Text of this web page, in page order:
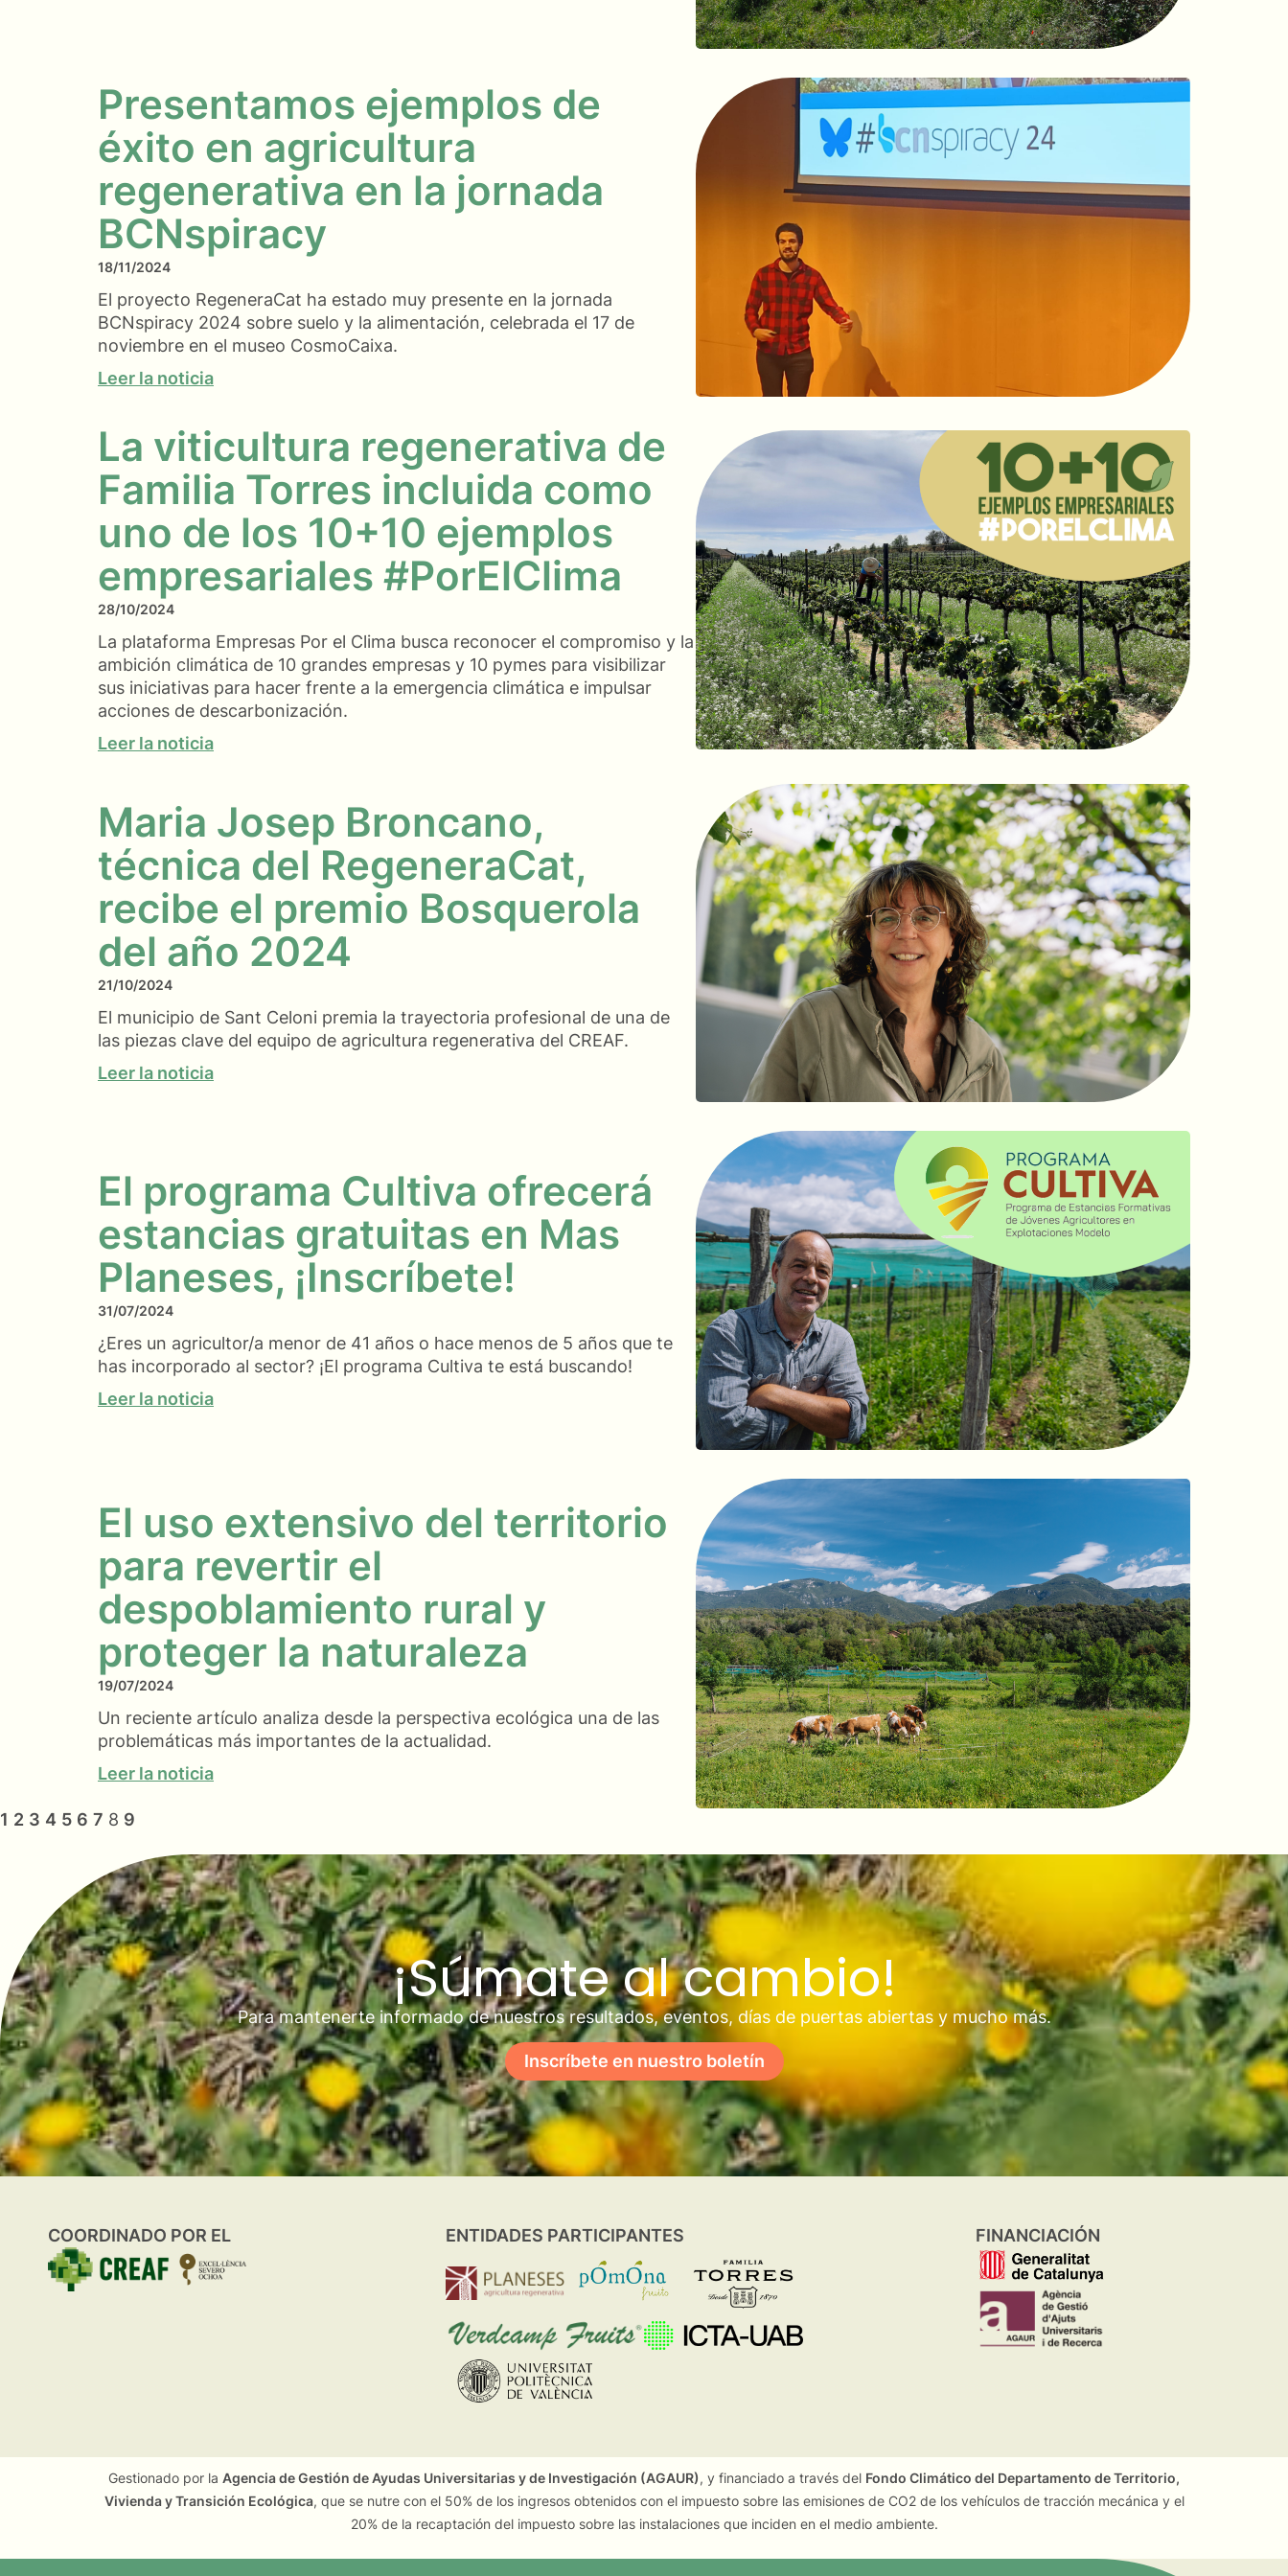
Presentamos ejemplos de
éxito en agricultura
regenerativa en la jornada
BCNspiracy
18/11/2024
El proyecto RegeneraCat ha estado muy presente en la jornada
BCNspiracy 2024 sobre suelo y la alimentación, celebrada el 17 de
noviembre en el museo CosmoCaixa.
Leer la noticia
La viticultura regenerativa de
Familia Torres incluida como
uno de los 10+10 ejemplos
empresariales #PorElClima
28/10/2024
La plataforma Empresas Por el Clima busca reconocer el compromiso y la
ambición climática de 10 grandes empresas y 10 pymes para visibilizar
sus iniciativas para hacer frente a la emergencia climática e impulsar
acciones de descarbonización.
Leer la noticia
Maria Josep Broncano,
técnica del RegeneraCat,
recibe el premio Bosquerola
del año 2024
21/10/2024
El municipio de Sant Celoni premia la trayectoria profesional de una de
las piezas clave del equipo de agricultura regenerativa del CREAF.
Leer la noticia
El programa Cultiva ofrecerá
estancias gratuitas en Mas
Planeses, ¡Inscríbete!
31/07/2024
¿Eres un agricultor/a menor de 41 años o hace menos de 5 años que te
has incorporado al sector? ¡El programa Cultiva te está buscando!
Leer la noticia
El uso extensivo del territorio
para revertir el
despoblamiento rural y
proteger la naturaleza
19/07/2024
Un reciente artículo analiza desde la perspectiva ecológica una de las
problemáticas más importantes de la actualidad.
Leer la noticia
1 2 3 4 5 6 7 8 9
¡Súmate al cambio!
Para mantenerte informado de nuestros resultados, eventos, días de puertas abiertas y mucho más.
Inscríbete en nuestro boletín
COORDINADO POR EL ENTIDADES PARTICIPANTES FINANCIACIÓN
Gestionado por la Agencia de Gestión de Ayudas Universitarias y de Investigación (AGAUR), y financiado a través del Fondo Climático del Departamento de Territorio,
Vivienda y Transición Ecológica, que se nutre con el 50% de los ingresos obtenidos con el impuesto sobre las emisiones de CO2 de los vehículos de tracción mecánica y el
20% de la recaptación del impuesto sobre las instalaciones que inciden en el medio ambiente.